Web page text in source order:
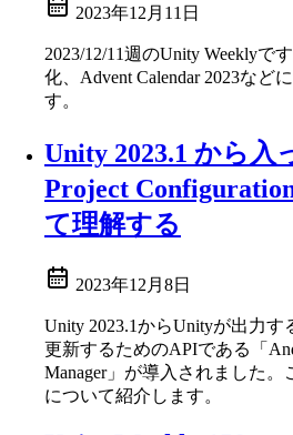
2023年12月11日
2023/12/11週のUnity Weeklyで
化、Advent Calendar 2023など
す。
Unity 2023.1 から入
Project
て理解する
2023年12月8日
Unity 2023.1からUnityが出力す
更新するためのAPIである「
Manager」が導入されました
について紹介します。